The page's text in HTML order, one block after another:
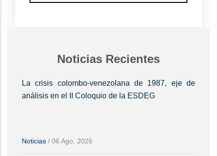
Noticias Recientes
La crisis colombo-venezolana de 1987, eje de
análisis en el II Coloquio de la ESDEG
Noticias / 06 Ago, 2026